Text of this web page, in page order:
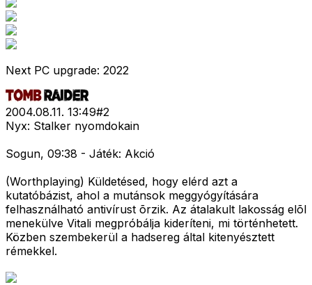
Next PC upgrade: 2022
2004.08.11. 13:49#2
Nyx: Stalker nyomdokain
Sogun, 09:38 - Játék: Akció
(Worthplaying) Küldetésed, hogy elérd azt a
kutatóbázist, ahol a mutánsok meggyógyítására
felhasználható antivírust õrzik. Az átalakult lakosság elõl
menekülve Vitali megpróbálja kideríteni, mi történhetett.
Közben szembekerül a hadsereg által kitenyésztett
rémekkel.